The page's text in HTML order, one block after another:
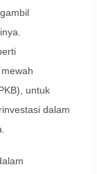
untuk
dalam